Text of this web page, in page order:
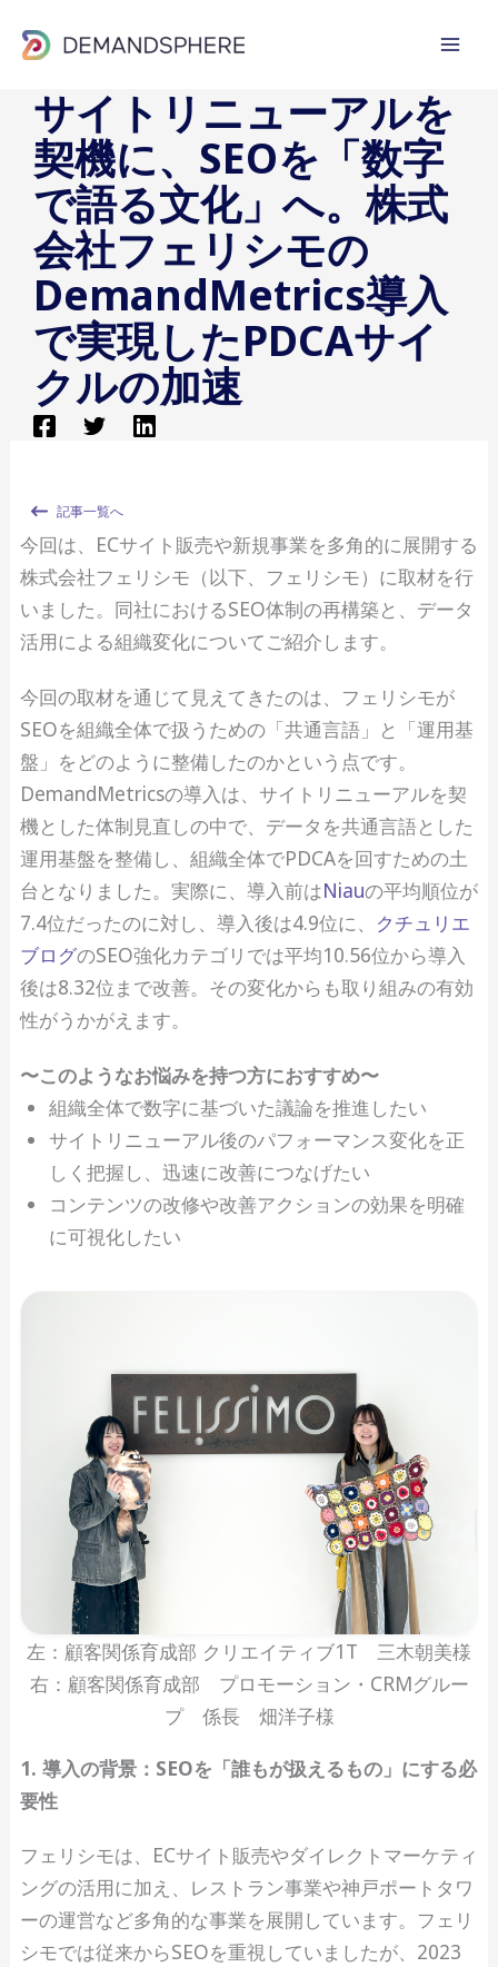
サイトリニューアルを
契機に、SEOを「数字
で語る文化」へ。株式
会社フェリシモの
DemandMetrics導入
で実現したPDCAサイ
クルの加速
記事一覧へ
今回は、ECサイト販売や新規事業を多角的に展開する
株式会社フェリシモ（以下、フェリシモ）に取材を行
いました。同社におけるSEO体制の再構築と、データ
活用による組織変化についてご紹介します。
今回の取材を通じて見えてきたのは、フェリシモが
SEOを組織全体で扱うための「共通言語」と「運用基
盤」をどのように整備したのかという点です。
DemandMetricsの導入は、サイトリニューアルを契
機とした体制見直しの中で、データを共通言語とした
運用基盤を整備し、組織全体でPDCAを回すための土
台となりました。実際に、導入前はNiauの平均順位が
7.4位だったのに対し、導入後は4.9位に、 クチュリエ
ブログのSEO強化カテゴリでは平均10.56位から導入
後は8.32位まで改善。その変化からも取り組みの有効
性がうかがえます。
〜このようなお悩みを持つ方におすすめ〜
組織全体で数字に基づいた議論を推進したい
サイトリニューアル後のパフォーマンス変化を正
しく把握し、迅速に改善につなげたい
コンテンツの改修や改善アクションの効果を明確
に可視化したい
左：顧客関係育成部 クリエイティブ1T 三木朝美様
右：顧客関係育成部 プロモーション・CRMグルー
プ 係長 畑洋子様
1. 導入の背景：SEOを「誰もが扱えるもの」にする必
要性
フェリシモは、ECサイト販売やダイレクトマーケティ
ングの活用に加え、レストラン事業や神戸ポートタワ
ーの運営など多角的な事業を展開しています。フェリ
シモでは従来からSEOを重視していましたが、2023